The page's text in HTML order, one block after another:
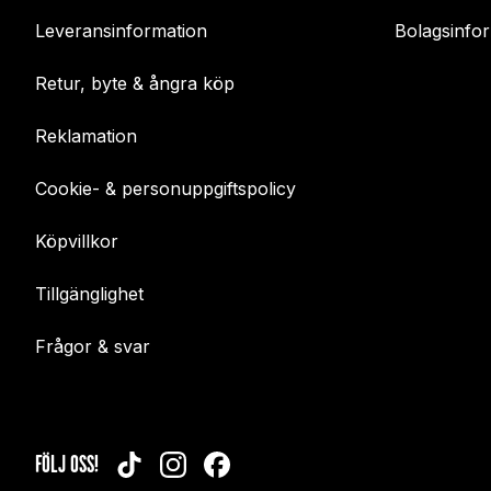
Leveransinformation
Retur, byte & ångra köp
Reklamation
Cookie- & personuppgiftspolicy
Köpvillkor
Tillgänglighet
Frågor & svar
FÖLJ OSS! TIKTOKINSTAGRAMFACEBOOK